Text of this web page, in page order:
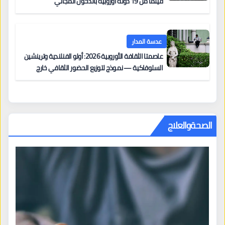
عدسة المدار
عاصمتا الثقافة الأوروبية 2026: أولو الفنلندية وترينشين
السلوفاكية — نموذج لتوزيع الحضور الثقافي خارج
الصحةوالعلاج